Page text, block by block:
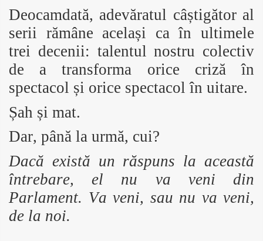
Deocamdată, adevăratul câștigător al
serii rămâne același ca în ultimele
trei decenii: talentul nostru colectiv
de a transforma orice criză în
spectacol și orice spectacol în uitare.
Șah și mat.
Dar, până la urmă, cui?
Dacă există un răspuns la această
întrebare, el nu va veni din
Parlament. Va veni, sau nu va veni,
de la noi.